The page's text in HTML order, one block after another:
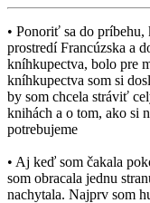
• Ponoriť sa do
prostredí Francúzska a
kníhkupectva, bolo pre
kníhkupectva som si
by som chcela stráviť
knihách a o tom, ako si
potrebujeme
• Aj keď som čakala
som obracala jednu
nachytala. Najprv som